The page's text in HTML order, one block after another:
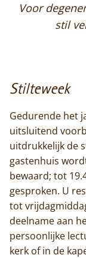
Voor
stil
Stilteweek
Gedurende het
uitsluitend
uitdrukkelijk de
gastenhuis
bewaard; tot
gesproken. U
tot
deelname aan
persoonlijke
kerk of in de